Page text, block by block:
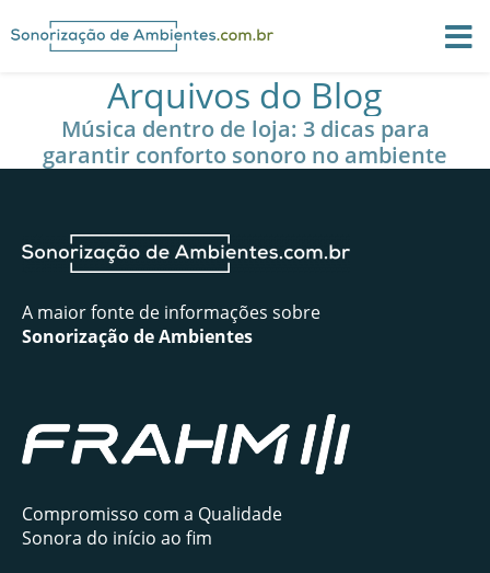
Arquivos do Blog
Música dentro de loja: 3 dicas para
garantir conforto sonoro no ambiente
A maior fonte de informações sobre
Sonorização de Ambientes
Compromisso com a Qualidade
Sonora do início ao fim